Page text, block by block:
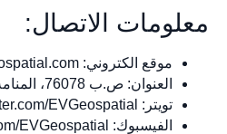
معلومات الاتصال:
موقع الكتروني: www.geospatial.com
العنوان: ص.ب 76078، المنامة، مملكة البحرين
تويتر: twitter.com/EVGeospatial
الفيسبوك: facebook.com/EVGeospatial